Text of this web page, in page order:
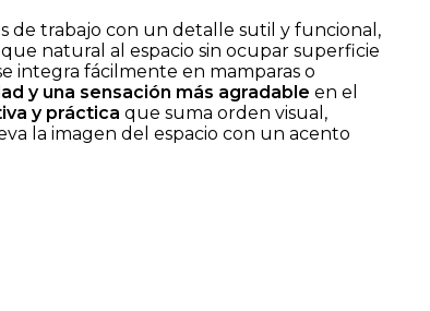
de trabajo con un detalle sutil y funcional,
natural al espacio sin ocupar superficie
integra fácilmente en mamparas o
y una sensación más agradable en el
y práctica que suma orden visual,
la imagen del espacio con un acento